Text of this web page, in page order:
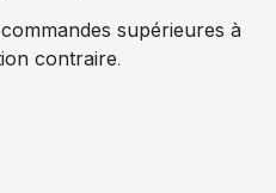
supérieures à
contraire.